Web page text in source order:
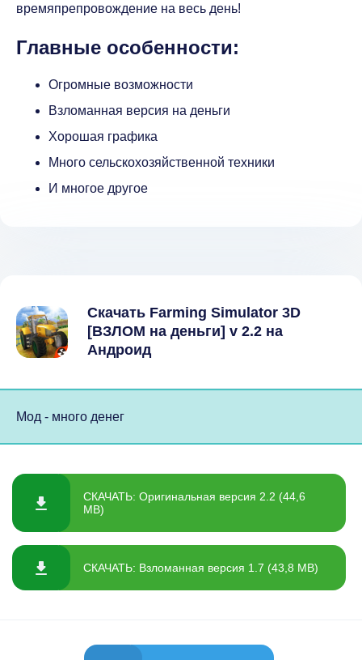
времяпрепровождение на весь день!
Главные особенности:
Огромные возможности
Взломанная версия на деньги
Хорошая графика
Много сельскохозяйственной техники
И многое другое
Скачать Farming Simulator 3D
[ВЗЛОМ на деньги] v 2.2 на
Андроид
Мод - много денег
СКАЧАТЬ: Оригинальная версия 2.2 (44,6
MB)
СКАЧАТЬ: Взломанная версия 1.7 (43,8 MB)